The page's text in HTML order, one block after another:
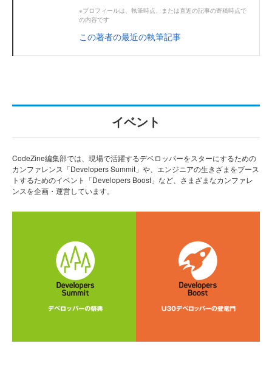
※プロフィールは、執筆時点、または直近の記事の寄稿時点で
の内容です
この著者の最近の執筆記事
イベント
CodeZine編集部では、現場で活躍するデベロッパーをスターにするための
カンファレンス「Developers Summit」や、エンジニアの生きざまをブース
トするためのイベント「Developers Boost」など、さまざまなカンファレ
ンスを企画・運営しています。